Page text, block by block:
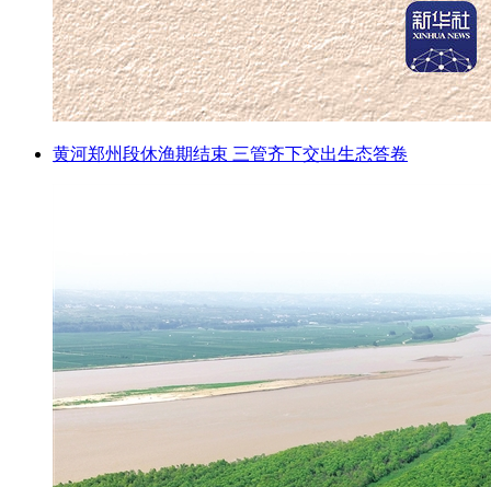
黄河郑州段休渔期结束 三管齐下交出生态答卷